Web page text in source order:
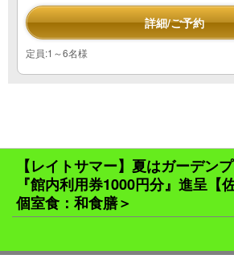
詳細/ご予約
定員:1～6名様
【レイトサマー】夏はガーデン
『館内利用券1000円分』進呈【
個室食：和食膳＞